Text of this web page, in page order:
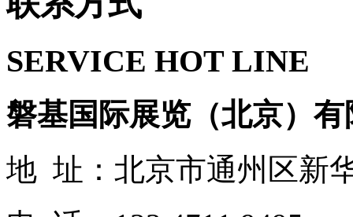
SERVICE HOT LINE
磐基国际展览（北京）有
地 址：北京市通州区新